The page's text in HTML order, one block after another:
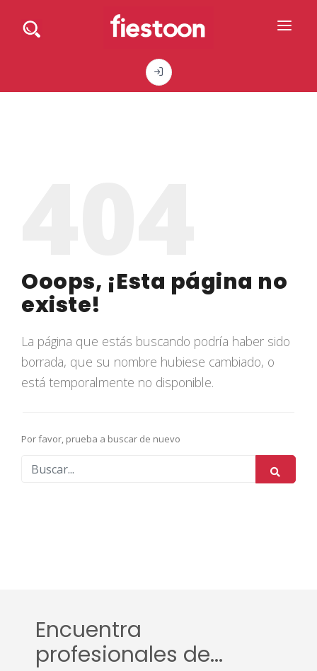
DIRECTORIO DE PROFESIONALES
Ooops, ¡Esta página no
existe!
La página que estás buscando podría haber sido
borrada, que su nombre hubiese cambiado, o
está temporalmente no disponible.
Por favor, prueba a buscar de nuevo
Encuentra
profesionales de...